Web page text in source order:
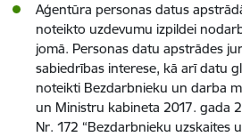
Aģentūra personas datus
noteikto uzdevumu izpildei
jomā. Personas datu apstrādes
sabiedrības interese, kā arī datu
noteikti Bezdarbnieku un darba
un Ministru kabineta 2017. gada
Nr. 172 “Bezdarbnieku uzskaites